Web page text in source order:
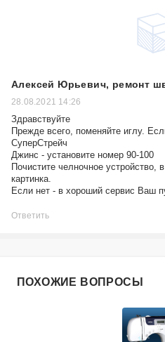
Алексей Юрьевич, ремонт
28.08.2021 14:26
Здравствуйте
Прежде всего, поменяйте иглу.
СуперСтрейч
Джинс - установите номер 90-100
Почистите челночное устройство,
картинка.
Если нет - в хороший сервис Ваш
Ответить
ПОХОЖИЕ ВОПРОСЫ